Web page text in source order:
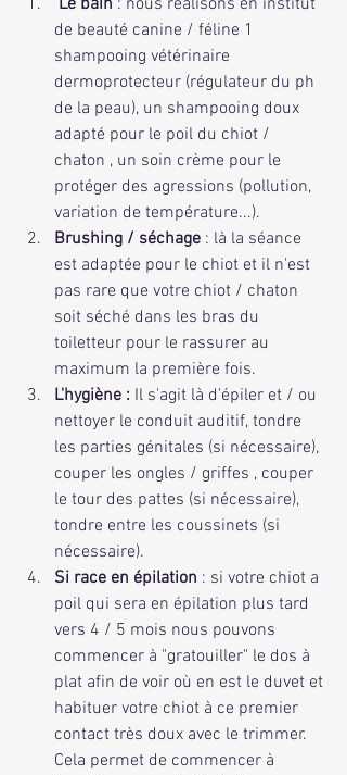
Le bain : nous réalisons en institut
de beauté canine / féline 1
shampooing vétérinaire
dermoprotecteur (régulateur du ph
de la peau), un shampooing doux
adapté pour le poil du chiot /
chaton , un soin crème pour le
protéger des agressions (pollution,
variation de température...).
Brushing / séchage : là la séance
est adaptée pour le chiot et il n'est
pas rare que votre chiot / chaton
soit séché dans les bras du
toiletteur pour le rassurer au
maximum la première fois.
L'hygiène : Il s'agit là d'épiler et / ou
nettoyer le conduit auditif, tondre
les parties génitales (si nécessaire),
couper les ongles / griffes , couper
le tour des pattes (si nécessaire),
tondre entre les coussinets (si
nécessaire).
Si race en épilation : si votre chiot a
poil qui sera en épilation plus tard
vers 4 / 5 mois nous pouvons
commencer à "gratouiller" le dos à
plat afin de voir où en est le duvet et
habituer votre chiot à ce premier
contact très doux avec le trimmer.
Cela permet de commencer à